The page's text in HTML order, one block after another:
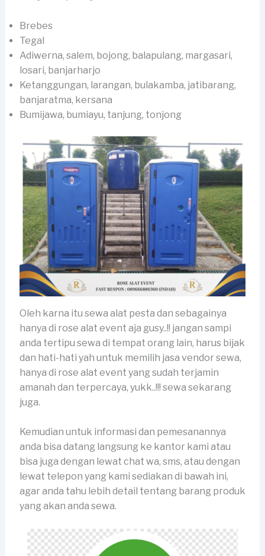
Brebes
Tegal
Adiwerna, salem, bojong, balapulang, margasari,
losari, banjarharjo
Ketanggungan, larangan, bulakamba, jatibarang,
banjaratma, kersana
Bumijawa, bumiayu, tanjung, tonjong
Oleh karna itu sewa alat pesta dan sebagainya
hanya di rose alat event aja gusy..!! jangan sampi
anda tertipu sewa di tempat orang lain, harus bijak
dan hati-hati yah untuk memilih jasa vendor sewa,
hanya di rose alat event yang sudah terjamin
amanah dan terpercaya, yukk..!!! sewa sekarang
juga.
Kemudian untuk informasi dan pemesanannya
anda bisa datang langsung ke kantor kami atau
bisa juga dengan lewat chat wa, sms, atau dengan
lewat telepon yang kami sediakan di bawah ini,
agar anda tahu lebih detail tentang barang produk
yang akan anda sewa.